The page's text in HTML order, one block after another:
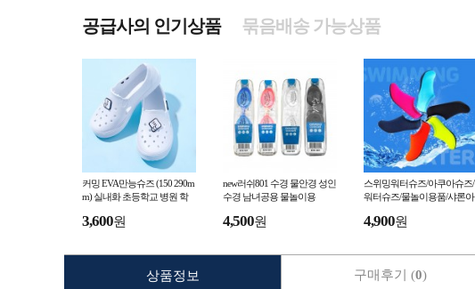
공급사의 인기상품 묶음배송 가능상품
커밍 EVA만능슈즈 (150 290m
m) 실내화 초등학교 병원 학
3,600원
new러쉬801 수경 물안경 성인
수경 남녀공용 물놀이용
4,500원
스위밍워터슈즈/아쿠아슈즈/
워터슈즈/물놀이용품/샤론아
4,900원
상품정보 구매후기 (0)